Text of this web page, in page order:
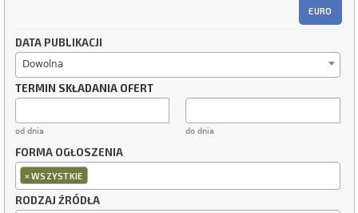
EURO
DATA PUBLIKACJI
Dowolna
TERMIN SKŁADANIA OFERT
od dnia do dnia
FORMA OGŁOSZENIA
×WSZYSTKIE
RODZAJ ŹRÓDŁA